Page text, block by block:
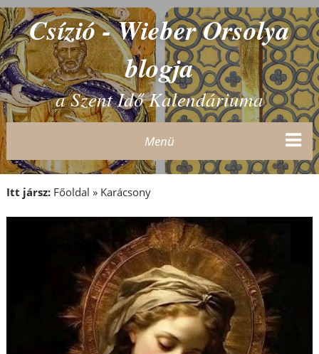
Csízió - Wieber Orsolya
blogja
a Szent Idő Kalendáriuma
Menü
Itt jársz: Főoldal » Karácsony